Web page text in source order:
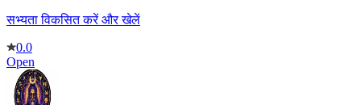
सभ्यता विकसित करें और खेलें
0.0
Open